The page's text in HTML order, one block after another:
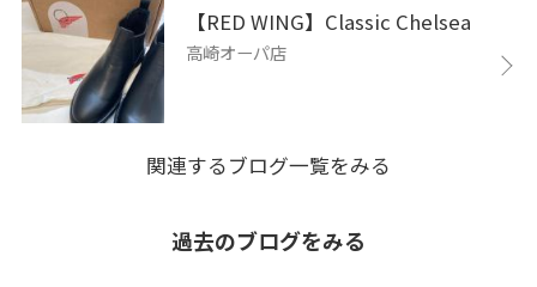
【RED WING】Classic Chelsea
高崎オーパ店
関連するブログ一覧をみる
過去のブログをみる